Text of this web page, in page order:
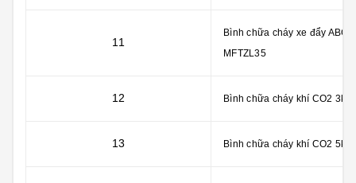
11
Bình chữa cháy xe đẩy ABC
MFTZL35
12 Bình chữa cháy khí CO2 3kg
13 Bình chữa cháy khí CO2 5kg